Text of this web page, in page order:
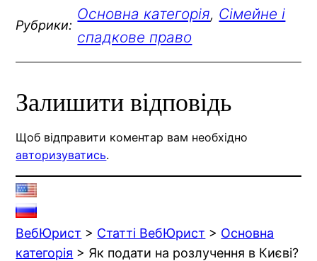
Рубрики:
Основна категорія, Сімейне і
спадкове право
Залишити відповідь
Щоб відправити коментар вам необхідно
авторизуватись.
ВебЮрист > Статті ВебЮрист > Основна
категорія > Як подати на розлучення в Києві?